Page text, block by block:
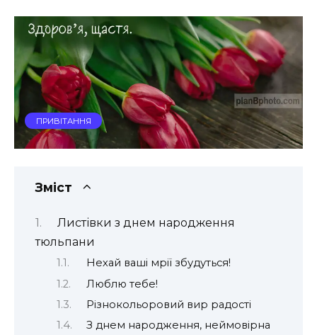
ПРИВІТАННЯ
Зміст
Листівки з днем народження
тюльпани
Нехай ваші мрії збудуться!
Люблю тебе!
Різнокольоровий вир радості
З днем народження, неймовірна